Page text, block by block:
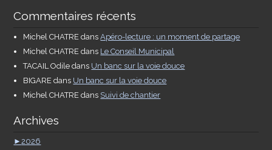
Commentaires récents
Michel CHATRE dansApéro-lecture : un moment de partage
Michel CHATRE dans Le Conseil Municipal
TACAIL Odile dans Un banc sur la voie douce
BIGARE dans Un banc sur la voie douce
Michel CHATRE dans Suivi de chantier
Archives
►2026